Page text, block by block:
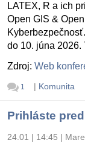
LATEX, R a ich
Open GIS &
do 10. júna 2026.
Zdroj: Web
1 | Komunita
Prihláste
24.01 | 14:45 |